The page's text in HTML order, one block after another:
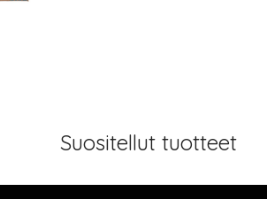
Suositellut tuotteet